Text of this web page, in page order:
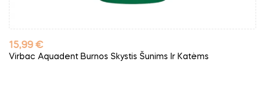
Kaina
15,99 €
Virbac Aquadent Burnos Skystis Šunims Ir Katėms